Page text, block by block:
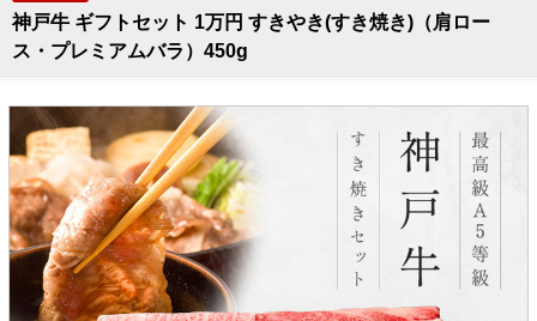
神戸牛 ギフトセット 1万円 すきやき(すき焼き)（肩ロー
ス・プレミアムバラ）450g